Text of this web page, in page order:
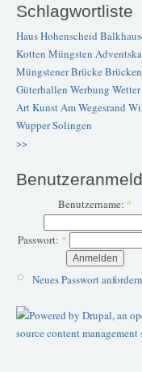
Schlagwortliste
Haus Hohenscheid
Kotten Müngsten
Müngstener Brücke
Güterhallen Werbung Wetter
ArtKunstAm Wegesrand
WupperSolingen
>>
Benutzername: *
Passwort: *
Neues Passwort anfordern